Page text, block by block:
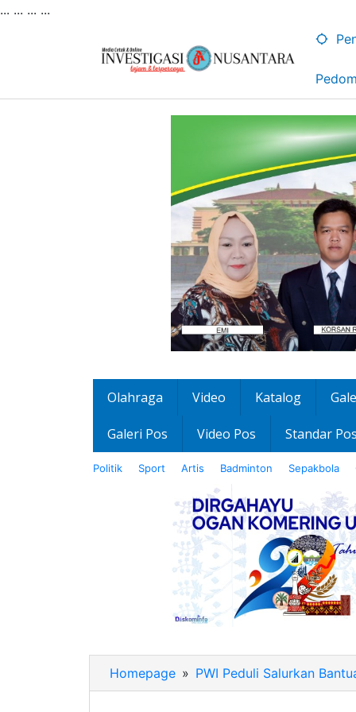
... ... ... ...
Olahraga Video Katalog
Galeri Pos Video Pos Standar Pos
Politik Sport Artis Badminton Sepakbola
Homepage » PWI Peduli Salurkan